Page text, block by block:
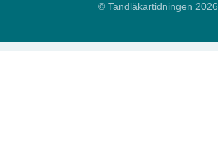
© Tandläkartidningen 2026